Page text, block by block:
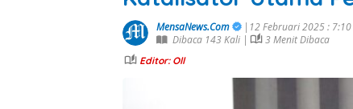
MensaNews.Com
|12 Februari 2025 : 7:10
Dibaca 143 Kali |
3 Menit Dibaca
Editor: Oll